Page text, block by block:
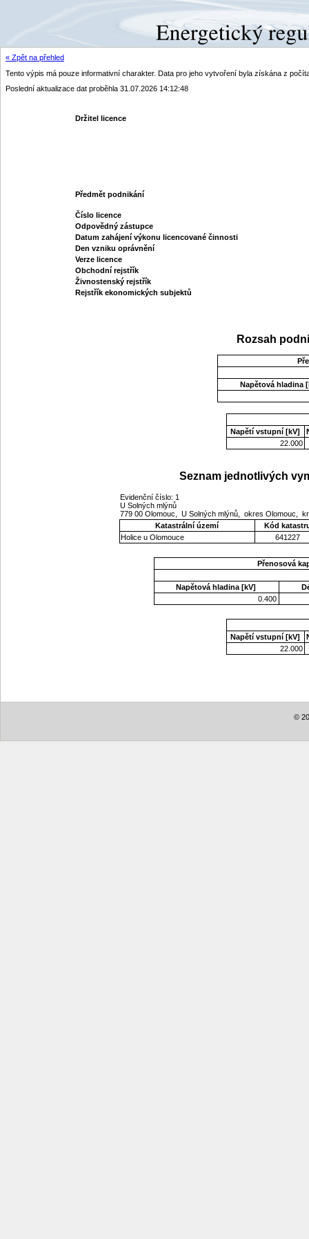
« Zpět na přehled
Tento výpis má pouze informativní charakter. Data pro jeho vytvoření byla získána z
Poslední aktualizace dat proběhla 31.07.2026 14:12:48
Držitel licence
Předmět podnikání
Číslo licence
Odpovědný zástupce
Datum zahájení výkonu licencované činnosti
Den vzniku oprávnění
Verze licence
Obchodní rejstřík
Živnostenský rejstřík
Rejstřík ekonomických subjektů
Rozsah
Napětová hladina
Napětí vstupní [kV]
22.000
Seznam jednotlivých
Evidenční číslo: 1
U Solných mlýnů
779 00 Olomouc, U Solných mlýnů, okres Olomouc,
Katastrální území
Kód
Holice u Olomouce
641227
Přenosová
Napětová hladina [kV]
0.400
Napětí vstupní [kV]
22.000
©